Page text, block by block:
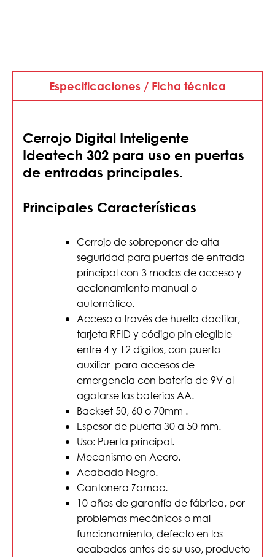
Especificaciones / Ficha técnica
Cerrojo Digital Inteligente
Ideatech 302 para uso en puertas
de entradas principales.
Principales Características
Cerrojo de sobreponer de alta
seguridad para puertas de entrada
principal con 3 modos de acceso y
accionamiento manual o
automático.
Acceso a través de huella dactilar,
tarjeta RFID y código pin elegible
entre 4 y 12 dígitos, con puerto
auxiliar para accesos de
emergencia con batería de 9V al
agotarse las baterías AA.
Backset 50, 60 o 70mm .
Espesor de puerta 30 a 50 mm.
Uso: Puerta principal.
Mecanismo en Acero.
Acabado Negro.
Cantonera Zamac.
10 años de garantía de fábrica, por
problemas mecánicos o mal
funcionamiento, defecto en los
acabados antes de su uso, producto